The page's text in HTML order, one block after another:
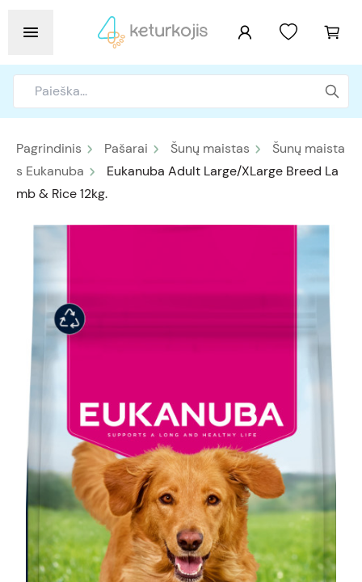
Pagrindinis Pašarai Šunų maistas
Šunų maista
s Eukanuba
Eukanuba Adult Large/XLarge Breed La
mb & Rice 12kg.